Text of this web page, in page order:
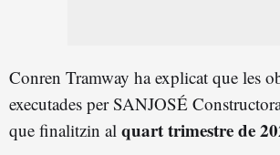
Conren Tramway ha explicat que les
executades per SANJOSÉ
que finalitzin al quart trimestre de